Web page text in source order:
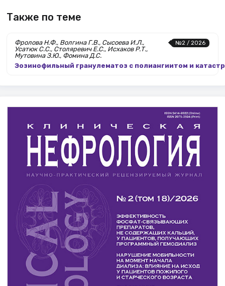
Также по теме
№2 / 2026
Фролова Н.Ф., Волгина Г.В., Сысоева И.Л.,
Усатюк С.С., Столяревич Е.С., Исхаков Р.Т.,
Мутовина З.Ю., Фомина Д.С.
Эозинофильный гранулематоз с полиангиитом и